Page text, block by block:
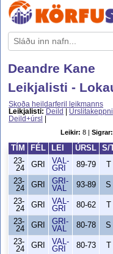
Deandre Kane
Leikjalisti -
Skoða heildarferil leikmanns
Leikjalisti: Deild Úrslitakeppni
Deild+úrsl
Leikir: 8 | Sigrar:
TÍM FÉL LEI ÚRSL S/
23-
24
GRI
VAL-
GRI
89-79
23-
24
GRI
GRI-
VAL
93-89 S
23-
24
GRI
VAL-
GRI
80-62
23-
24
GRI
GRI-
VAL
80-78 S
23-
24
GRI
VAL-
GRI
80-73